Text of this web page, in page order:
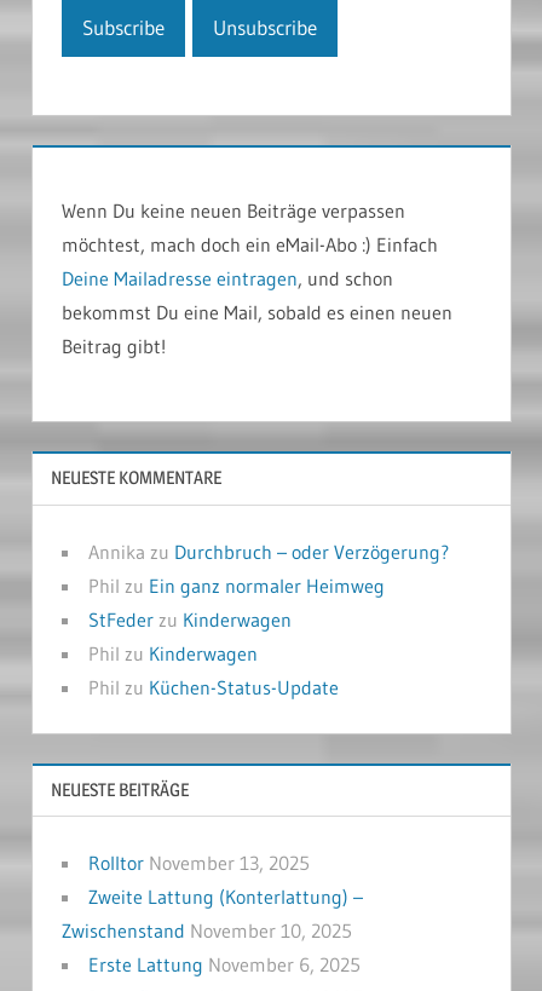
Wenn Du keine neuen Beiträge verpassen
möchtest, mach doch ein eMail-Abo :) Einfach
Deine Mailadresse eintragen, und schon
bekommst Du eine Mail, sobald es einen neuen
Beitrag gibt!
NEUESTE KOMMENTARE
Annika zu Durchbruch – oder Verzögerung?
Phil zu Ein ganz normaler Heimweg
StFederzu Kinderwagen
Phil zu Kinderwagen
Phil zu Küchen-Status-Update
NEUESTE BEITRÄGE
Rolltor November 13, 2025
Zweite Lattung (Konterlattung) –
Zwischenstand November 10, 2025
Erste Lattung November 6, 2025